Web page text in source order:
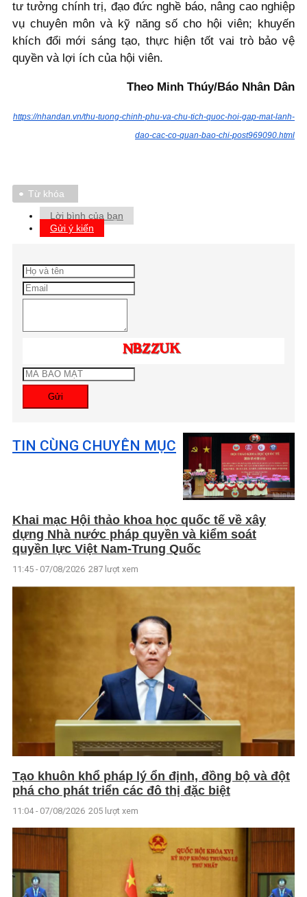
tư tưởng chính trị, đạo đức nghề báo, nâng cao nghiệp
vụ chuyên môn và kỹ năng số cho hội viên; khuyến
khích đổi mới sáng tạo, thực hiện tốt vai trò bảo vệ
quyền và lợi ích của hội viên.
Theo Minh Thúy/Báo Nhân Dân
https://nhandan.vn/thu-tuong-chinh-phu-va-chu-tich-quoc-hoi-gap-mat-lanh-
dao-cac-co-quan-bao-chi-post969090.html
Từ khóa
Lời bình của bạn
Gửi ý kiến
Gửi
TIN CÙNG CHUYÊN MỤC
Khai mạc Hội thảo khoa học quốc tế về xây
dựng Nhà nước pháp quyền và kiểm soát
quyền lực Việt Nam-Trung Quốc
11:45 - 07/08/2026 287 lượt xem
Tạo khuôn khổ pháp lý ổn định, đồng bộ và đột
phá cho phát triển các đô thị đặc biệt
11:04 - 07/08/2026 205 lượt xem